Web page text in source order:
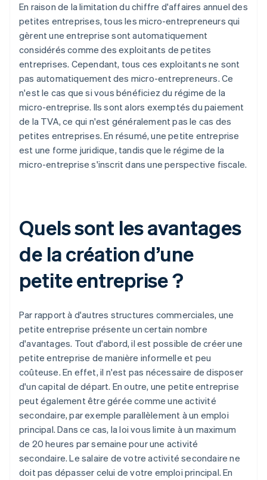
En raison de la limitation du chiffre d'affaires annuel des
petites entreprises, tous les micro-entrepreneurs qui
gèrent une entreprise sont automatiquement
considérés comme des exploitants de petites
entreprises. Cependant, tous ces exploitants ne sont
pas automatiquement des micro-entrepreneurs. Ce
n'est le cas que si vous bénéficiez du régime de la
micro-entreprise. Ils sont alors exemptés du paiement
de la TVA, ce qui n'est généralement pas le cas des
petites entreprises. En résumé, une petite entreprise
est une forme juridique, tandis que le régime de la
micro-entreprise s'inscrit dans une perspective fiscale.
Quels sont les avantages
de la création d’une
petite entreprise ?
Par rapport à d'autres structures commerciales, une
petite entreprise présente un certain nombre
d'avantages. Tout d'abord, il est possible de créer une
petite entreprise de manière informelle et peu
coûteuse. En effet, il n'est pas nécessaire de disposer
d'un capital de départ. En outre, une petite entreprise
peut également être gérée comme une activité
secondaire, par exemple parallèlement à un emploi
principal. Dans ce cas, la loi vous limite à un maximum
de 20 heures par semaine pour une activité
secondaire. Le salaire de votre activité secondaire ne
doit pas dépasser celui de votre emploi principal. En